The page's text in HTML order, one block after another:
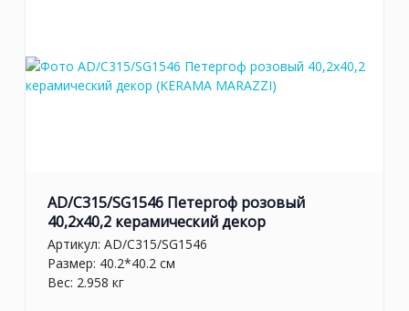
AD/C315/SG1546 Петергоф розовый
40,2x40,2 керамический декор
Артикул: AD/C315/SG1546
Размер: 40.2*40.2 см
Вес: 2.958 кг